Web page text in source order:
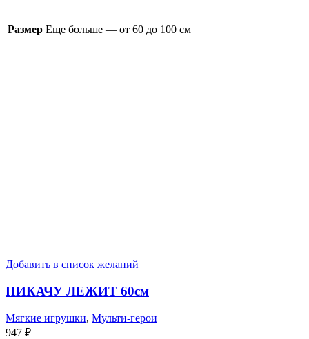
Размер Еще больше — от 60 до 100 см
Добавить в список желаний
ПИКАЧУ ЛЕЖИТ 60см
Мягкие игрушки, Мульти-герои
947 ₽